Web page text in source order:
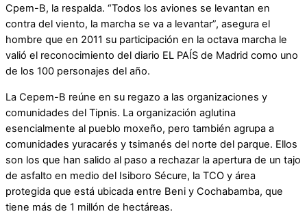
Cpem-B, la respalda. “Todos los aviones se levantan en
contra del viento, la marcha se va a levantar”, asegura el
hombre que en 2011 su participación en la octava marcha le
valió el reconocimiento del diario EL PAÍS de Madrid como uno
de los 100 personajes del año.
La Cepem-B reúne en su regazo a las organizaciones y
comunidades del Tipnis. La organización aglutina
esencialmente al pueblo moxeño, pero también agrupa a
comunidades yuracarés y tsimanés del norte del parque. Ellos
son los que han salido al paso a rechazar la apertura de un tajo
de asfalto en medio del Isiboro Sécure, la TCO y área
protegida que está ubicada entre Beni y Cochabamba, que
tiene más de 1 millón de hectáreas.